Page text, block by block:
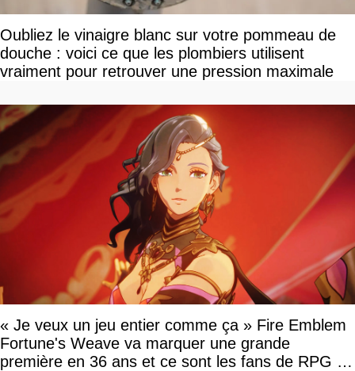
Oubliez le vinaigre blanc sur votre pommeau de
douche : voici ce que les plombiers utilisent
vraiment pour retrouver une pression maximale
« Je veux un jeu entier comme ça » Fire Emblem
Fortune's Weave va marquer une grande
première en 36 ans et ce sont les fans de RPG en